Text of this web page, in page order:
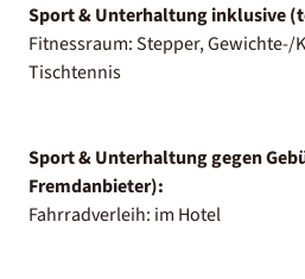
Sport & Unterhaltung inklusive
Fitnessraum: Stepper,
Tischtennis
Sport & Unterhaltung gegen
Fremdanbieter):
Fahrradverleih: im Hotel